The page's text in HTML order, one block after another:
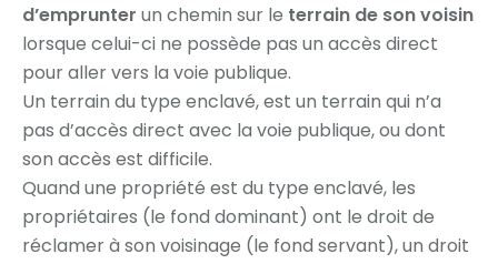
d’emprunter un chemin sur le terrain de son voisin
lorsque celui-ci ne possède pas un accès direct
pour aller vers la voie publique.
Un terrain du type enclavé, est un terrain qui n’a
pas d’accès direct avec la voie publique, ou dont
son accès est difficile.
Quand une propriété est du type enclavé, les
propriétaires (le fond dominant) ont le droit de
réclamer à son voisinage (le fond servant), un droit